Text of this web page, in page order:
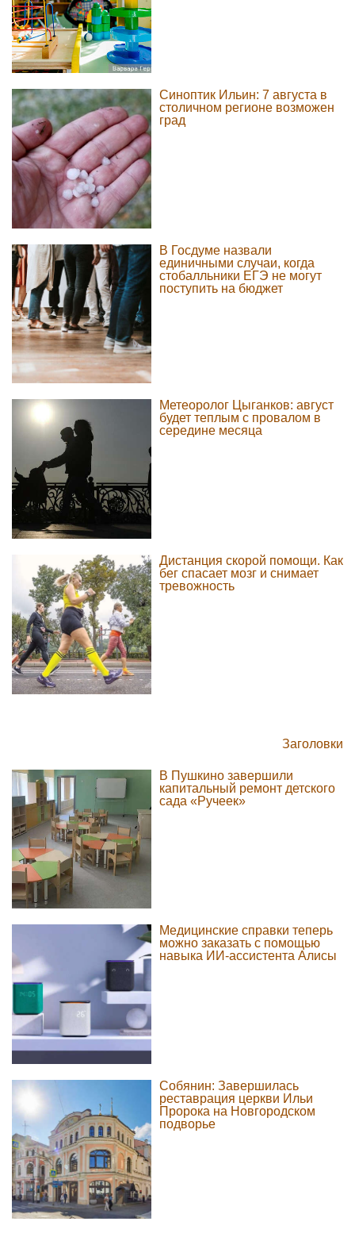
Синоптик Ильин: 7 августа в
столичном регионе возможен
град
В Госдуме назвали
единичными случаи, когда
стобалльники ЕГЭ не могут
поступить на бюджет
Метеоролог Цыганков: август
будет теплым с провалом в
середине месяца
Дистанция скорой помощи. Как
бег спасает мозг и снимает
тревожность
Заголовки
В Пушкино завершили
капитальный ремонт детского
сада «Ручеек»
Медицинские справки теперь
можно заказать с помощью
навыка ИИ-ассистента Алисы
Собянин: Завершилась
реставрация церкви Ильи
Пророка на Новгородском
подворье